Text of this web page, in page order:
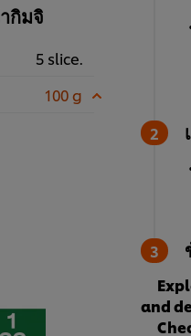
กิมจิ
5 slice.
100 g
and